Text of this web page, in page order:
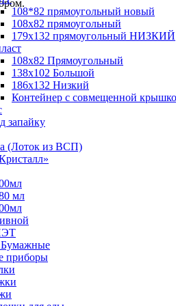
108*82 прямоугольный новый
108х82 прямоугольный
179х132 прямоугольный НИЗКИЙ
108х82 Прямоугольный
138х102 Большой
186х132 Низкий
Контейнер с совмещенной
запайку
(Лоток из ВСП)
мл
приборы